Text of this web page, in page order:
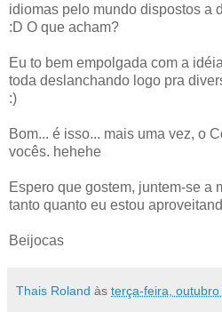
idiomas pelo mundo dispostos a
:D O que acham?
Eu to bem empolgada com a
toda deslanchando logo pra
:)
Bom... é isso... mais uma vez, o
vocês. hehehe
Espero que gostem, juntem-se a
tanto quanto eu estou
Beijocas
Thais Roland às terça-feira, outubro